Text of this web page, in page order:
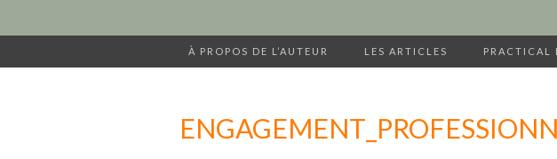
À PROPOS DE L’AUTEUR LES ARTICLES PRACTICAL